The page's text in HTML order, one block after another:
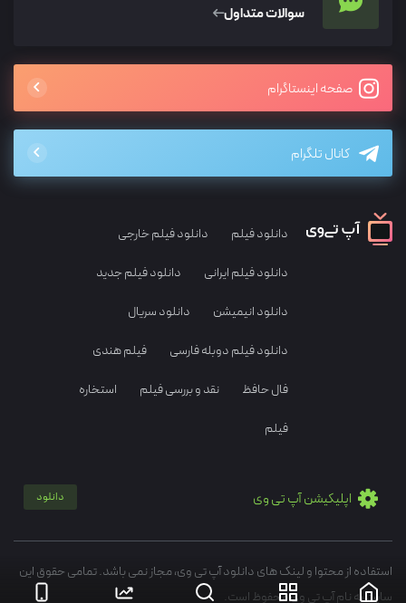
سوالات متداول
صفحه اینستاگرام
کانال تلگرام
دانلود فیلم دانلود فیلم خارجی
دانلود فیلم ایرانی دانلود فیلم جدید
دانلود انیمیشن دانلود سریال
دانلود فیلم دوبله فارسی فیلم هندی
فال حافظ نقد و بررسی فیلم استخاره
فیلم
اپلیکیشن آپ تی وی دانلود
استفاده از محتوا و لینک های دانلود آپ تی وی، مجاز نمی باشد. تمامی حقوق این
سایت به نام آپ تی وی محفوظ است.